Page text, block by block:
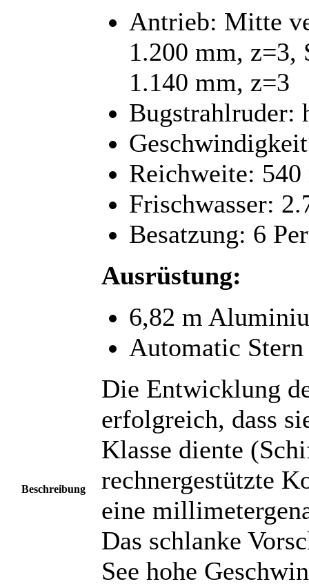
Beschreibung
Antrieb: Mitte
1.200 mm, z=3,
1.140 mm, z=3
Bugstrahlruder:
Reichweite: 540
Frischwasser:
Besatzung: 6
Ausrüstung:
6,82 m
Automatic
Die Entwicklung
erfolgreich, dass
Klasse diente
rechnergestützte
eine
Das schlanke
See hohe